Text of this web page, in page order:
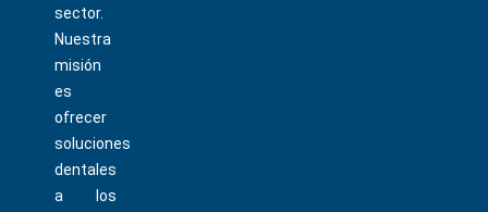
sector.
Nuestra
misión
es
ofrecer
soluciones
dentales
a los